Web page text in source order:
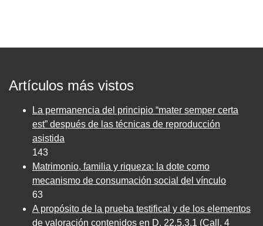
Artículos más vistos
La permanencia del principio “mater semper certa
est” después de las técnicas de reproducción
asistida
143
Matrimonio, familia y riqueza: la dote como
mecanismo de consumación social del vínculo
63
A propósito de la prueba testifical y de los elementos
de valoración contenidos en D. 22.5.3.1 (Call. 4